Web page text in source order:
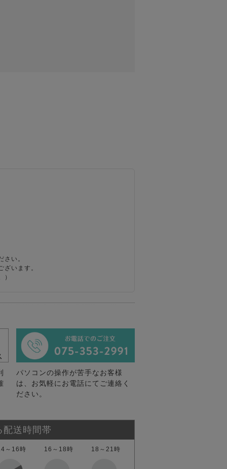
い。
います。
）
パソコンの操作が苦手なお客様
は、お気軽にお電話にてご連絡く
ださい。
配送時間帯
～16時 16～18時 18～21時